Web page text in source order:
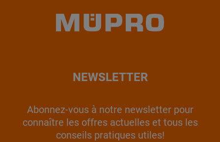
NEWSLETTER
Abonnez-vous à notre newsletter pour
connaître les offres actuelles et tous les
conseils pratiques utiles!